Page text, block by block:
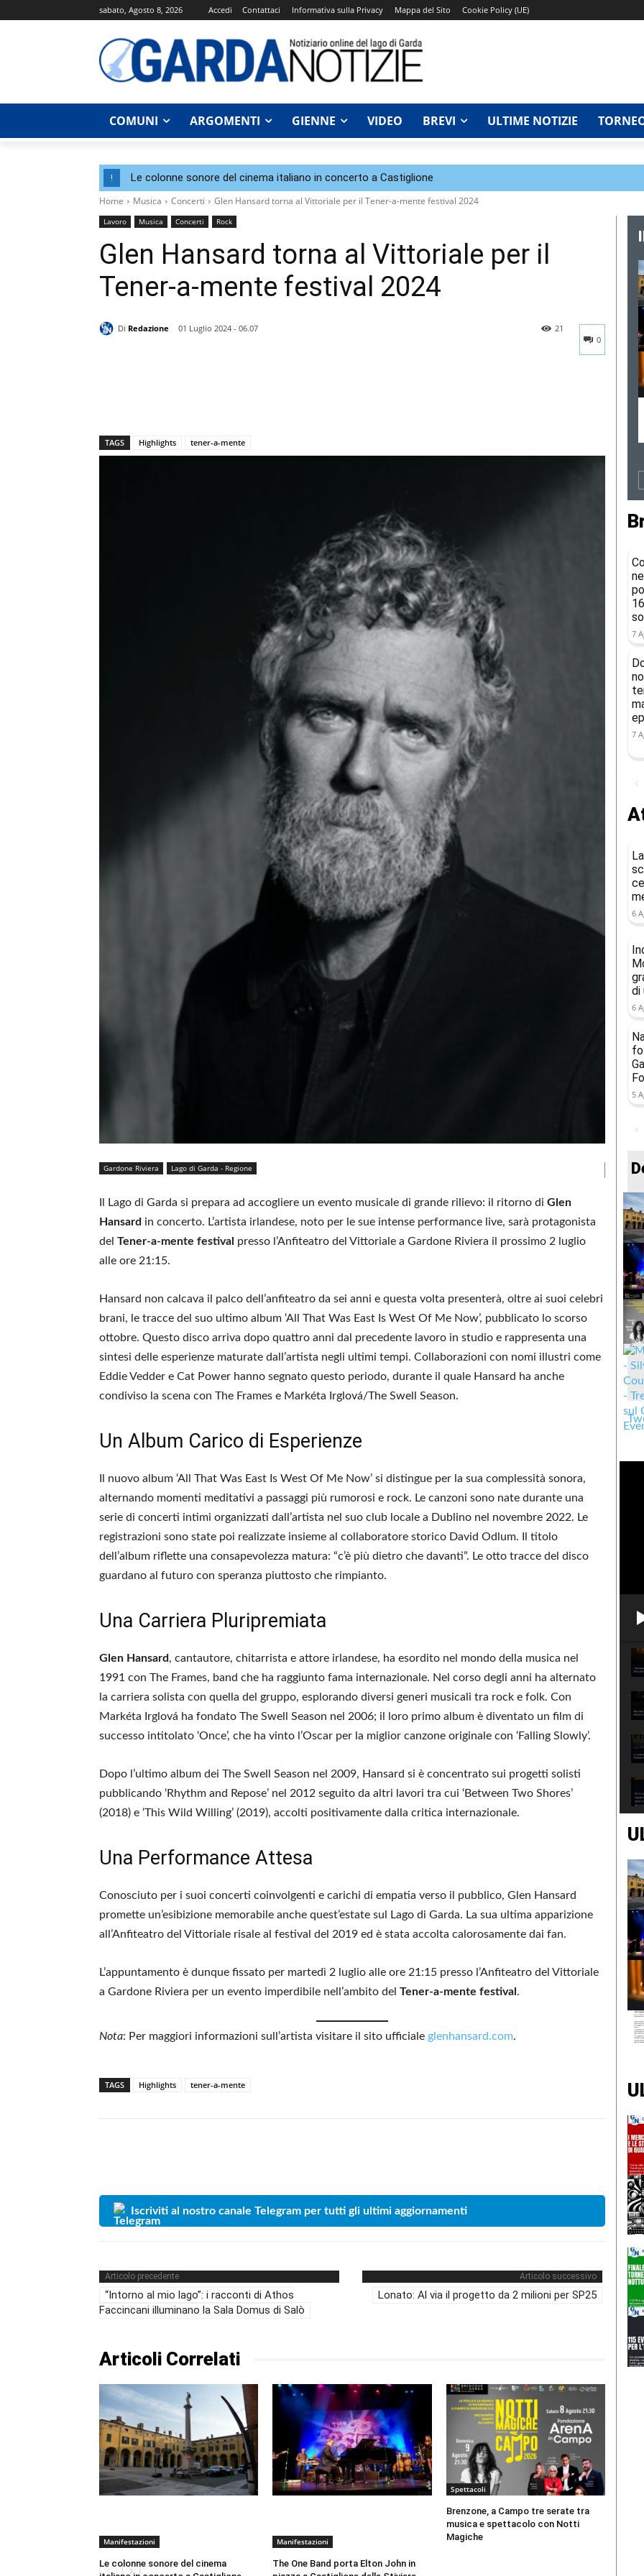
sabato, Agosto 8, 2026 Accedi Contattaci Informativa sulla Privacy Mappa del Sito Cookie Policy (UE)
COMUNI ARGOMENTI GIENNE VIDEO BREVI ULTIME NOTIZIE
! Le colonne sonore del cinema italiano in concerto a Castiglione
Home Musica Concerti Glen Hansard torna al Vittoriale per il Tener-a-mente festival 2024
Lavoro Musica Concerti Rock
Glen Hansard torna al Vittoriale per il
Tener-a-mente festival 2024
Di Redazione
01 Luglio 2024 - 06.07
0
21
TAGS Highlights tener-a-mente
Gardone Riviera Lago di Garda - Regione
Il Lago di Garda si prepara ad accogliere un evento musicale di grande rilievo: il ritorno di Glen
Hansard in concerto. L’artista irlandese, noto per le sue intense performance live, sarà protagonista
del Tener-a-mente festival presso l’Anfiteatro del Vittoriale a Gardone Riviera il prossimo 2 luglio
alle ore 21:15.
Hansard non calcava il palco dell’anfiteatro da sei anni e questa volta presenterà, oltre ai suoi celebri
brani, le tracce del suo ultimo album ‘All That Was East Is West Of Me Now’, pubblicato lo scorso
ottobre. Questo disco arriva dopo quattro anni dal precedente lavoro in studio e rappresenta una
sintesi delle esperienze maturate dall’artista negli ultimi tempi. Collaborazioni con nomi illustri come
Eddie Vedder e Cat Power hanno segnato questo periodo, durante il quale Hansard ha anche
condiviso la scena con The Frames e Markéta Irglová/The Swell Season.
Un Album Carico di Esperienze
Il nuovo album ‘All That Was East Is West Of Me Now’ si distingue per la sua complessità sonora,
alternando momenti meditativi a passaggi più rumorosi e rock. Le canzoni sono nate durante una
serie di concerti intimi organizzati dall’artista nel suo club locale a Dublino nel novembre 2022. Le
registrazioni sono state poi realizzate insieme al collaboratore storico David Odlum. Il titolo
dell’album riflette una consapevolezza matura: “c’è più dietro che davanti”. Le otto tracce del disco
guardano al futuro con speranza piuttosto che rimpianto.
Una Carriera Pluripremiata
Glen Hansard, cantautore, chitarrista e attore irlandese, ha esordito nel mondo della musica nel
1991 con The Frames, band che ha raggiunto fama internazionale. Nel corso degli anni ha alternato
la carriera solista con quella del gruppo, esplorando diversi generi musicali tra rock e folk. Con
Markéta Irglová ha fondato The Swell Season nel 2006; il loro primo album è diventato un film di
successo intitolato ‘Once’, che ha vinto l’Oscar per la miglior canzone originale con ‘Falling Slowly’.
Dopo l’ultimo album dei The Swell Season nel 2009, Hansard si è concentrato sui progetti solisti
pubblicando ‘Rhythm and Repose’ nel 2012 seguito da altri lavori tra cui ‘Between Two Shores’
(2018) e ‘This Wild Willing’ (2019), accolti positivamente dalla critica internazionale.
Una Performance Attesa
Conosciuto per i suoi concerti coinvolgenti e carichi di empatia verso il pubblico, Glen Hansard
promette un’esibizione memorabile anche quest’estate sul Lago di Garda. La sua ultima apparizione
all’Anfiteatro del Vittoriale risale al festival del 2019 ed è stata accolta calorosamente dai fan.
L’appuntamento è dunque fissato per martedì 2 luglio alle ore 21:15 presso l’Anfiteatro del Vittoriale
a Gardone Riviera per un evento imperdibile nell’ambito del Tener-a-mente festival .
Nota: Per maggiori informazioni sull’artista visitare il sito ufficiale glenhansard.com.
TAGS Highlights tener-a-mente
Iscriviti al nostro canale Telegram per tutti gli ultimi aggiornamenti
Articolo precedente
“Intorno al mio lago”: i racconti di Athos
Faccincani illuminano la Sala Domus di Salò
Articolo successivo
Lonato: Al via il progetto da 2 milioni per SP25
Articoli Correlati
Manifestazioni
Le colonne sonore del cinema
Manifestazioni
The One Band porta Elton John in
Spettacoli
Brenzone, a Campo tre serate tra
musica e spettacolo con Notti
Magiche
7
7
6
di
6
5